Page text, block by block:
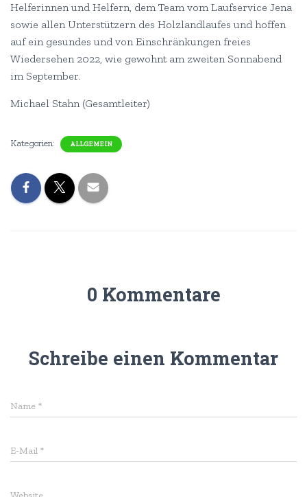
Helferinnen und Helfern, dem Team vom Laufservice Jena
sowie allen Unterstützern des Holzlandlaufes und hoffen
auf ein gesundes und von Einschränkungen freies
Wiedersehen 2022, wie gewohnt am zweiten Sonnabend
im September.
Michael Stahn (Gesamtleiter)
Kategorien: ALLGEMEIN
0 Kommentare
Schreibe einen Kommentar
Name *
E-Mail *